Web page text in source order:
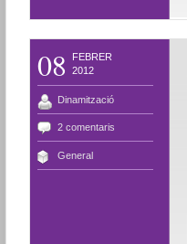
08
FEBRER
2012
Dinamització
2 comentaris
General